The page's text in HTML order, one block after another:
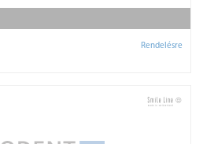
Rendelésre